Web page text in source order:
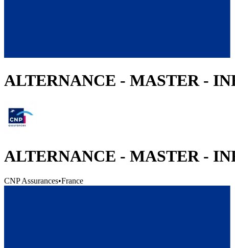
ALTERNANCE - MASTER -
ALTERNANCE - MASTER -
CNP Assurances•France